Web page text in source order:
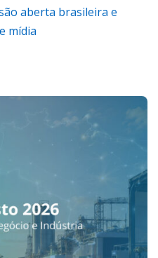
aberta brasileira e
mídia